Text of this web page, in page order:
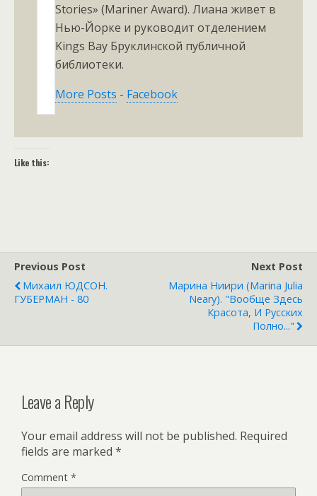
Stories» (Mariner Award). Лиана живет в
Нью-Йорке и руководит отделением
Kings Bay Бруклинской публичной
библиотеки.
More Posts - Facebook
Like this:
Previous Post
Михаил ЮДСОН.
ГУБЕРМАН - 80
Next Post
Марина Ниири (Marina Julia
Neary). "Вообще Здесь
Красота, И Русских
Полно..."
Leave a Reply
Your email address will not be published. Required
fields are marked *
Comment *